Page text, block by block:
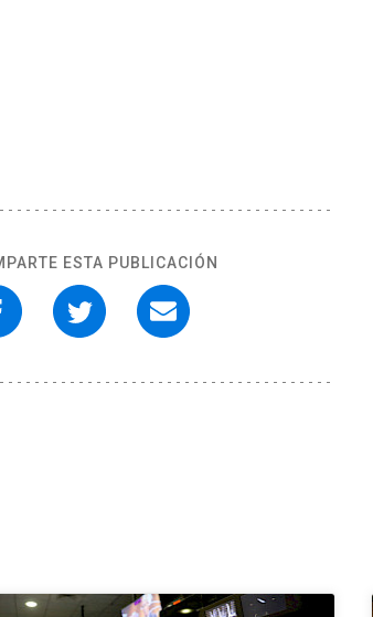
ESTA PUBLICACIÓN